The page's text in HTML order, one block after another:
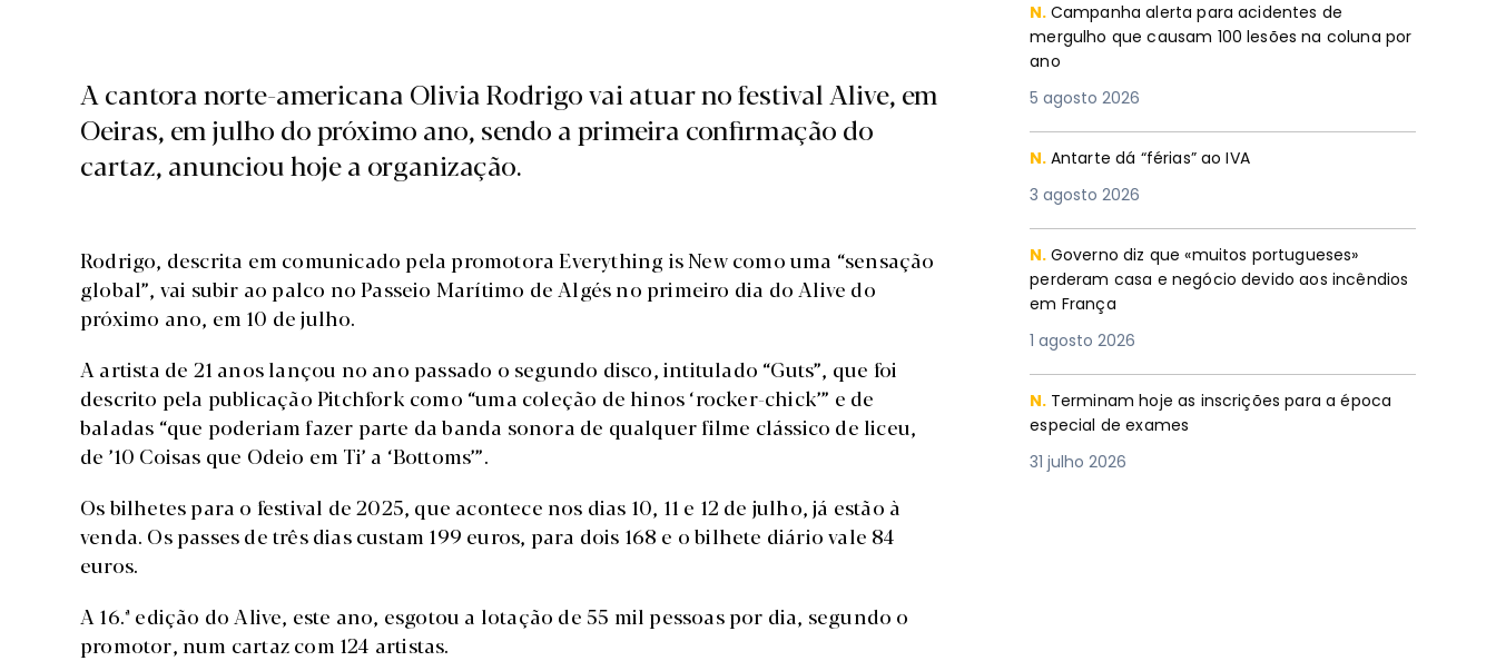
A cantora norte-americana Olivia Rodrigo vai atuar no festival Alive, em
Oeiras, em julho do próximo ano, sendo a primeira confirmação do
cartaz, anunciou hoje a organização.
Rodrigo, descrita em comunicado pela promotora Everything is New como uma “sensação
global”, vai subir ao palco no Passeio Marítimo de Algés no primeiro dia do Alive do
próximo ano, em 10 de julho.
A artista de 21 anos lançou no ano passado o segundo disco, intitulado “Guts”, que foi
descrito pela publicação Pitchfork como “uma coleção de hinos ‘rocker-chick’” e de
baladas “que poderiam fazer parte da banda sonora de qualquer filme clássico de liceu,
de ’10 Coisas que Odeio em Ti’ a ‘Bottoms’”.
Os bilhetes para o festival de 2025, que acontece nos dias 10, 11 e 12 de julho, já estão à
venda. Os passes de três dias custam 199 euros, para dois 168 e o bilhete diário vale 84
euros.
A 16.ª edição do Alive, este ano, esgotou a lotação de 55 mil pessoas por dia, segundo o
promotor, num cartaz com 124 artistas.
N. Campanha alerta para acidentes de
mergulho que causam 100 lesões na coluna por
ano
5 agosto 2026
N. Antarte dá “férias” ao IVA
3 agosto 2026
N. Governo diz que «muitos portugueses»
perderam casa e negócio devido aos incêndios
em França
1 agosto 2026
N. Terminam hoje as inscrições para a época
especial de exames
31 julho 2026